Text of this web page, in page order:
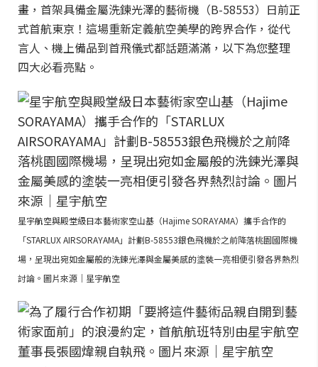
畫，首架具備金屬洗鍊光澤的藝術機（B-58553）日前正
式首航東京！這場重新定義航空美學的跨界合作，從代
言人、機上備品到首飛儀式都話題滿滿，以下為您整理
四大必看亮點。
星宇航空與殿堂級日本藝術家空山基（Hajime SORAYAMA）攜手合作的
「STARLUX AIRSORAYAMA」計劃B-58553銀色飛機於之前降落桃園國際機
場，呈現出宛如金屬般的洗鍊光澤與金屬美感的塗裝一亮相便引發各界熱烈
討論。圖片來源｜星宇航空